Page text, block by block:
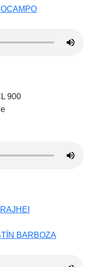
900
BARBOZA